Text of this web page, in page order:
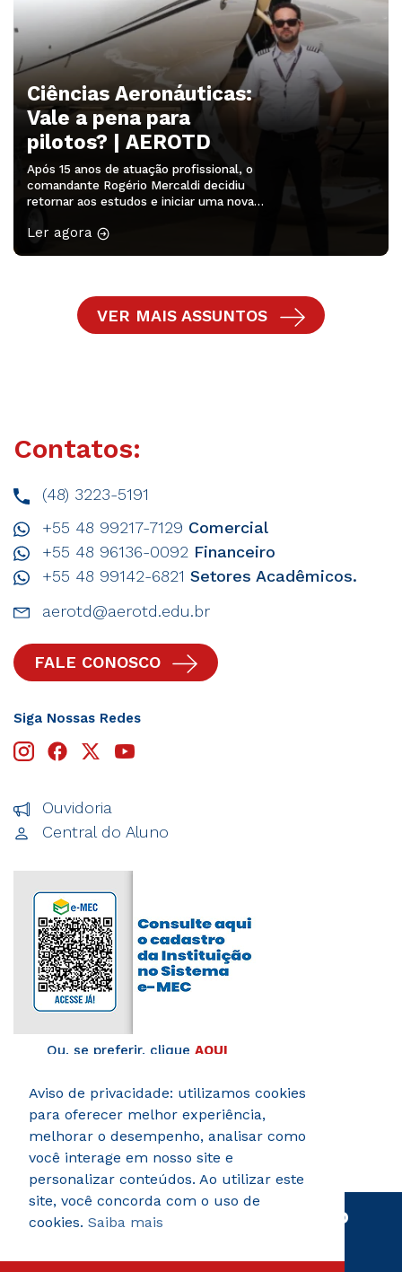
Ciências Aeronáuticas:
Vale a pena para
pilotos? | AEROTD
Após 15 anos de atuação profissional, o
comandante Rogério Mercaldi decidiu
retornar aos estudos e iniciar uma nova
Mesmo depois de aproximadamente 15
ampliar sua formação por meio do curso
superior de Ciências Aeronáuticas.
Conhecido […]
Ler agora
VER MAIS ASSUNTOS
Eu quero ser
quero
Contatos:
(48) 3223-5191
+55 48 99217-7129 Comercial
+55 48 96136-0092 Financeiro
+55 48 99142-6821 Setores Acadêmicos.
aerotd@aerotd.edu.br
FALE CONOSCO
Siga Nossas Redes
Ouvidoria
Central do Aluno
Ou, se preferir, clique AQUI
Verificada por
Aviso de privacidade: utilizamos cookies
para oferecer melhor experiência,
melhorar o desempenho, analisar como
você interage em nosso site e
personalizar conteúdos. Ao utilizar este
site, você concorda com o uso de
cookies. Saiba mais